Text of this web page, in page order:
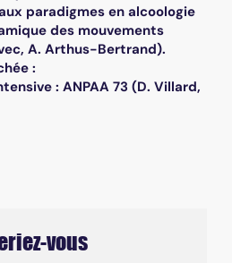
paradigmes en alcoologie
des mouvements
A. Arthus-Bertrand).
:
: ANPAA 73 (D. Villard,
vous